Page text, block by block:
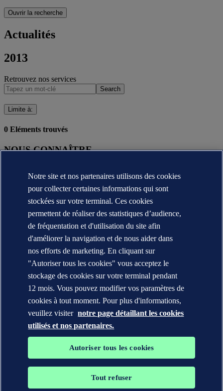
Ouvrir la recherche
Actualités
2013
Retrouvez nos services
Search
Limite à:
0 Eléments trouvés
NOUS CONNAÎTRE
Annual reports
Contact
Contacter DNV
Localisateur de bureaux africains
Déclaration de confidentialité
Conditions d'utilisation
Copyright © DNV AS 2025
Les marques DNV GL®, DNV®, Horizon Graphic et Det Norske
Notre site et nos partenaires utilisons des cookies
pour collecter certaines informations qui sont
stockées sur votre terminal. Ces cookies
permettent de réaliser des statistiques d’audience,
de fréquentation et d'utilisation du site afin
d'améliorer la navigation et de nous aider dans
nos efforts de marketing. En cliquant sur
"Autoriser tous les cookies" vous acceptez le
stockage des cookies sur votre terminal pendant
12 mois. Vous pouvez modifier vos paramètres de
cookies à tout moment. Pour plus d'informations,
veuillez visiter notre page détaillant les cookies
utilisés et nos partenaires.
Autoriser tous les cookies
Tout refuser